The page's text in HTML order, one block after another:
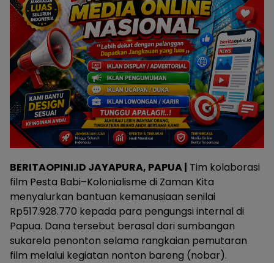
BERITAOPINI.ID JAYAPURA, PAPUA | Tim kolaborasi
film Pesta Babi–Kolonialisme di Zaman Kita
menyalurkan bantuan kemanusiaan senilai
Rp517.928.770 kepada para pengungsi internal di
Papua. Dana tersebut berasal dari sumbangan
sukarela penonton selama rangkaian pemutaran
film melalui kegiatan nonton bareng (nobar).